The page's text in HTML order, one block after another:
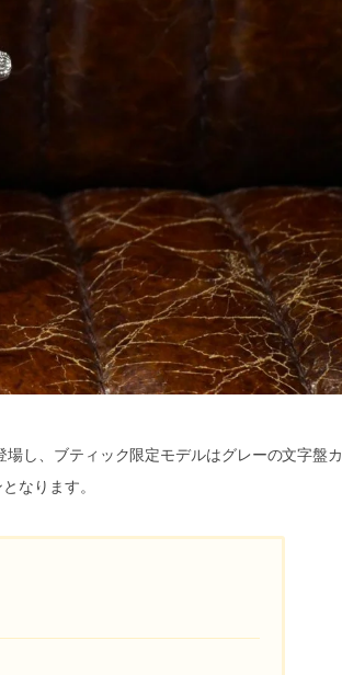
し、ブティック限定モデルはグレーの文字盤カ
なります。